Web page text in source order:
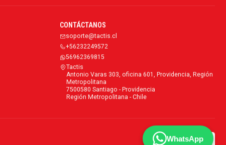
CONTÁCTANOS
soporte@tactis.cl
+56232249572
56962369815
Tactis
Antonio Varas 303, oficina 601, Providencia, Región
Metropolitana
7500580 Santiago - Providencia
Región Metropolitana - Chile
WhatsApp